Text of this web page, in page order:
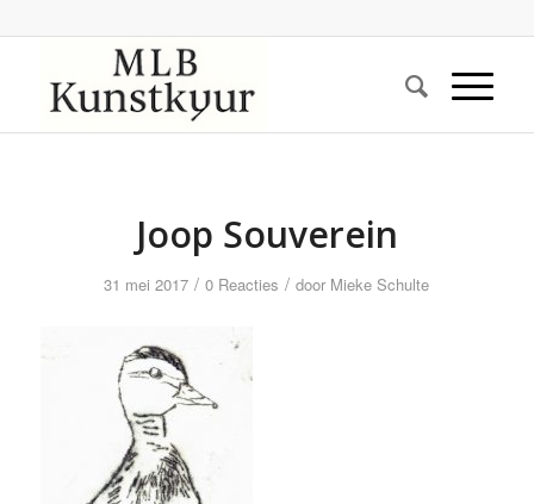
Joop Souverein
31 mei 2017 / 0 Reacties / door Mieke Schulte